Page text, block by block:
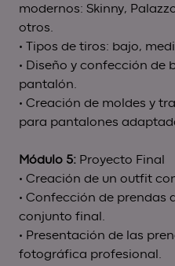
modernos: Skinny,
otros.
• Tipos de tiros: bajo,
• Diseño y confección de
pantalón.
• Creación de moldes y
para pantalones
Módulo 5: Proyecto Final
• Creación de un outfit
• Confección de prendas
conjunto final.
• Presentación de las
fotográfica profesional.